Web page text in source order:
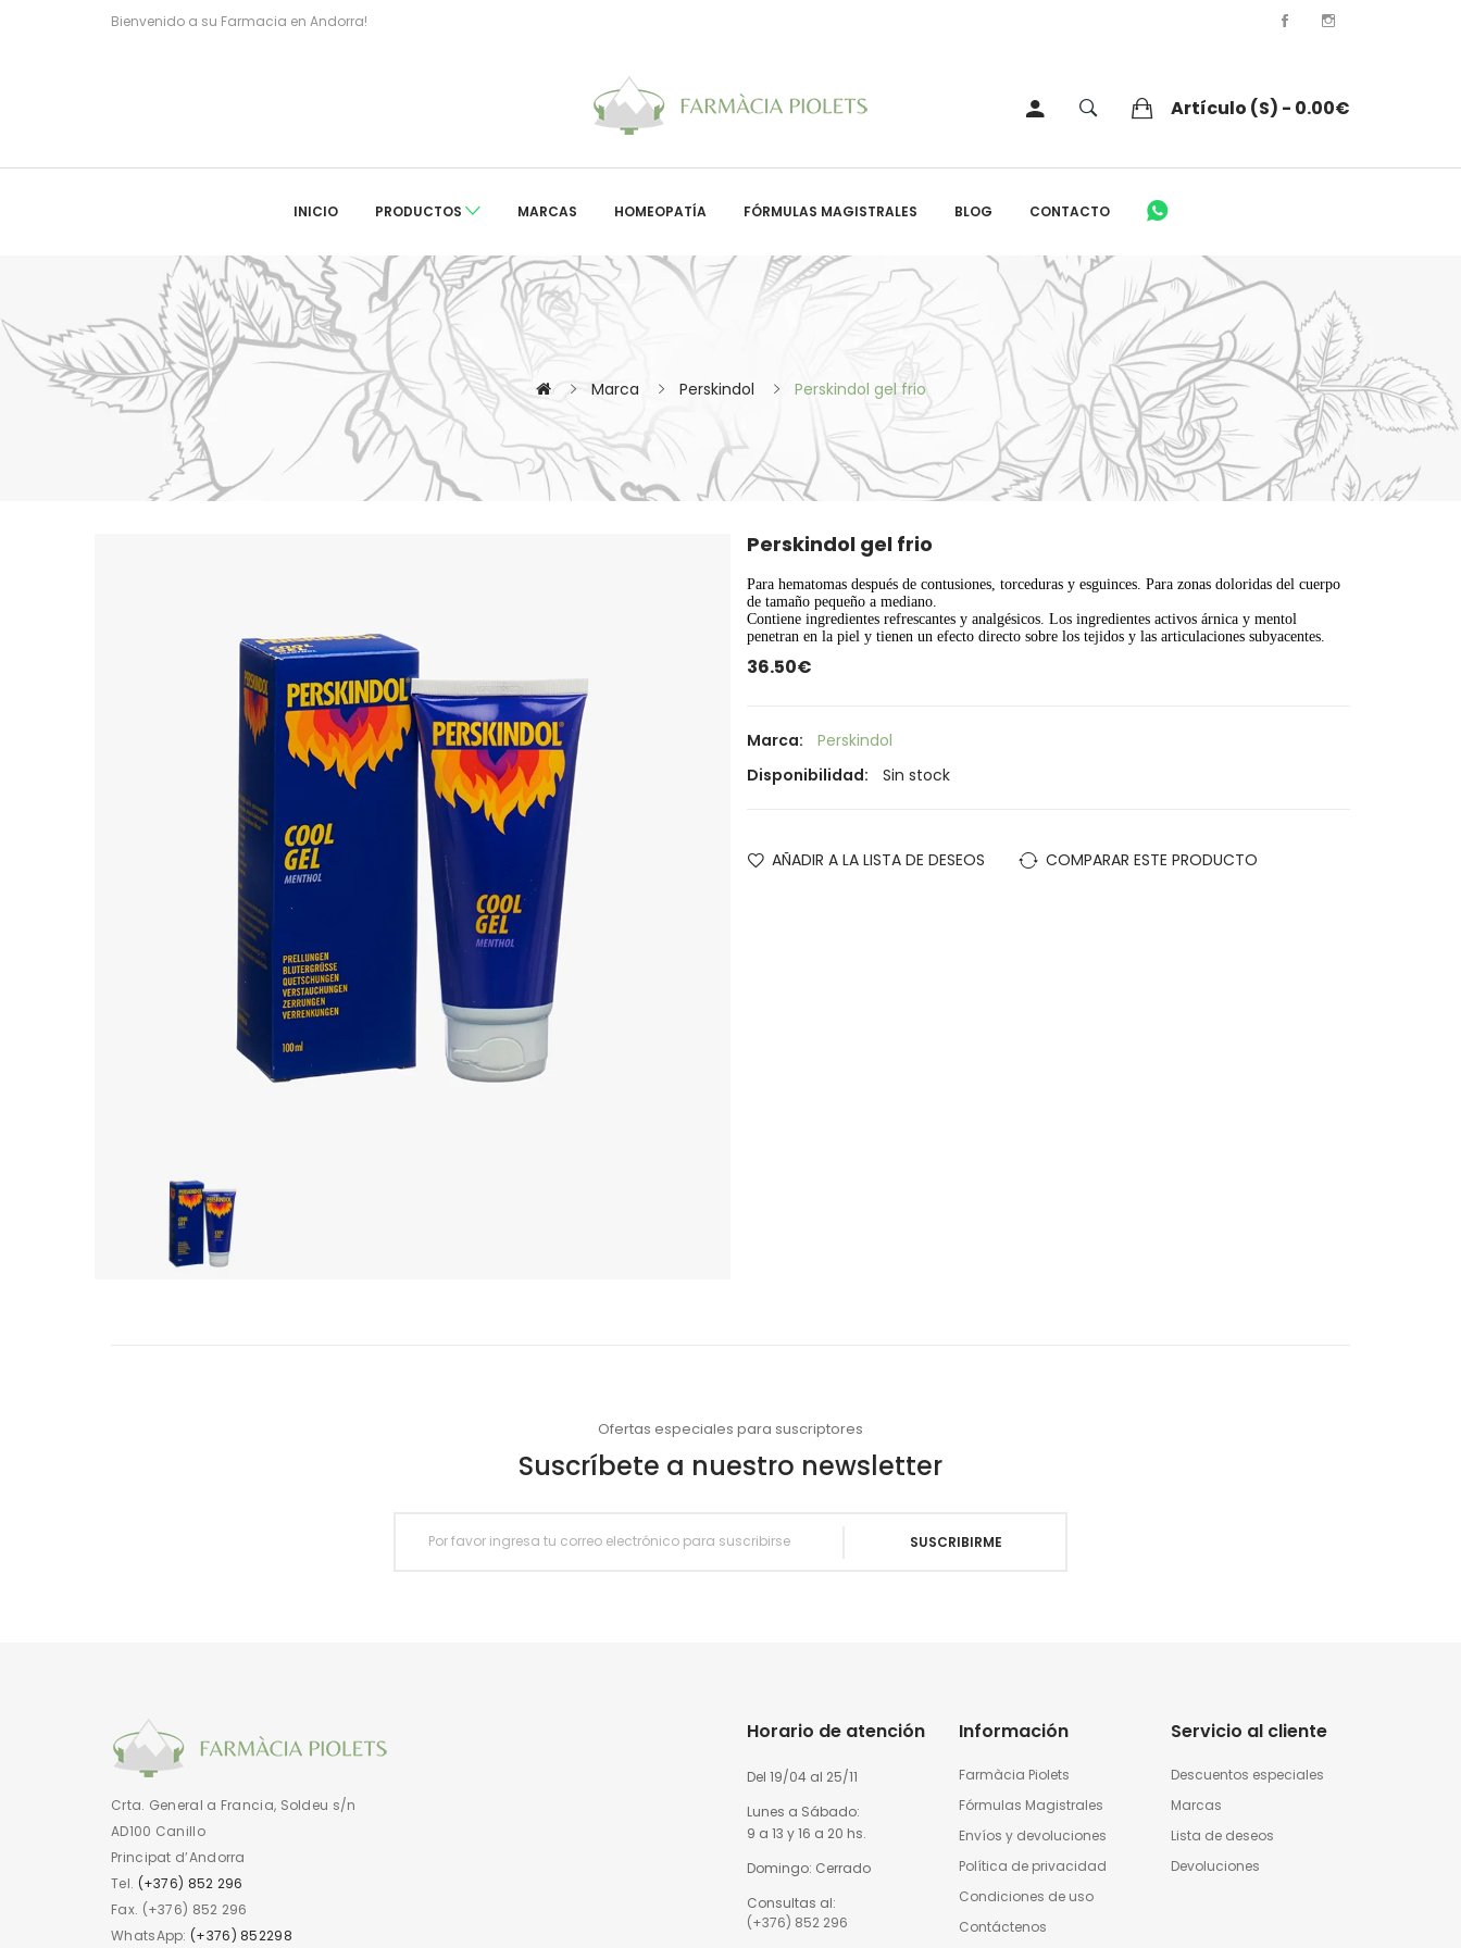
Bienvenido a su Farmacia en Andorra!
Artículo (s) - 0.00€
INICIO PRODUCTOS MARCAS HOMEOPATÍA FÓRMULAS MAGISTRALES BLOG CONTACTO
Marca Perskindol Perskindol gel frio
Perskindol gel frio
Para hematomas después de contusiones, torceduras y esguinces. Para zonas doloridas del cuerpo
de tamaño pequeño a mediano.
Contiene ingredientes refrescantes y analgésicos. Los ingredientes activos árnica y mentol
penetran en la piel y tienen un efecto directo sobre los tejidos y las articulaciones subyacentes.
36.50€
Marca:
Perskindol
Disponibilidad:
Sin stock
AÑADIR A LA LISTA DE DESEOS COMPARAR ESTE PRODUCTO
Ofertas especiales para suscriptores
Suscríbete a nuestro newsletter
SUSCRIBIRME
Crta. General a Francia, Soldeu s/n
AD100 Canillo
Principat d’Andorra
Tel. (+376) 852 296
Fax. (+376) 852 296
WhatsApp: (+376) 852298
Horario de atención
Del 19/04 al 25/11
Lunes a Sábado:
9 a 13 y 16 a 20 hs.
Domingo: Cerrado
Consultas al:
(+376) 852 296
Información
Farmàcia Piolets
Fórmulas Magistrales
Envíos y devoluciones
Política de privacidad
Condiciones de uso
Contáctenos
Servicio al cliente
Descuentos especiales
Marcas
Lista de deseos
Devoluciones